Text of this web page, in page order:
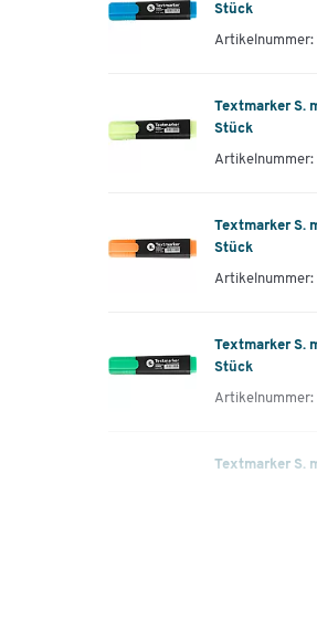
Stück
Artikelnummer:
Textmarker S.
Stück
Artikelnummer:
Textmarker S.
Stück
Artikelnummer:
Textmarker S.
Stück
Artikelnummer:
Textmarker S.